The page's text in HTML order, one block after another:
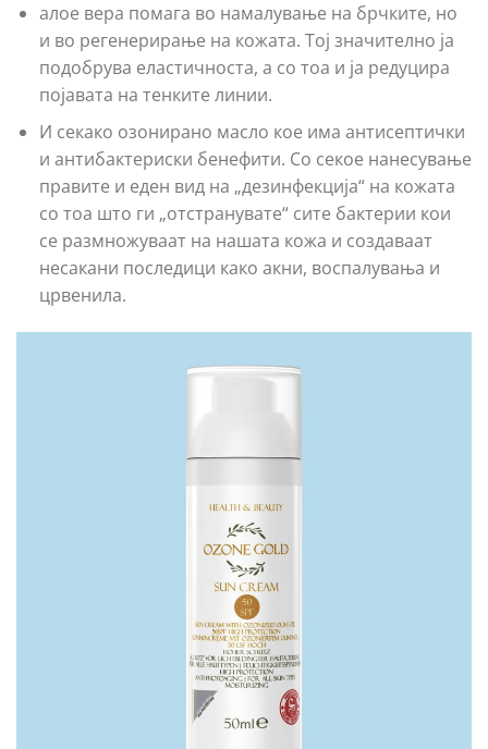
aлое вера помага во намалување на брчките, но
и во регенерирање на кожата. Тој значително ја
подобрува еластичноста, а со тоа и ја редуцира
појавата на тенките линии.
И секако озонирано масло кое има антисептички
и антибактериски бенефити. Со секое нанесување
правите и еден вид на „дезинфекција“ на кожата
со тоа што ги „отстранувате“ сите бактерии кои
се размножуваат на нашата кожа и создаваат
несакани последици како акни, воспалувања и
црвенила.